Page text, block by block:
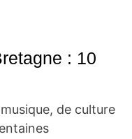
: 10
de culture